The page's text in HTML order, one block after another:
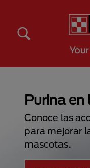
Purina en
Conoce las
para mejorar
mascotas.